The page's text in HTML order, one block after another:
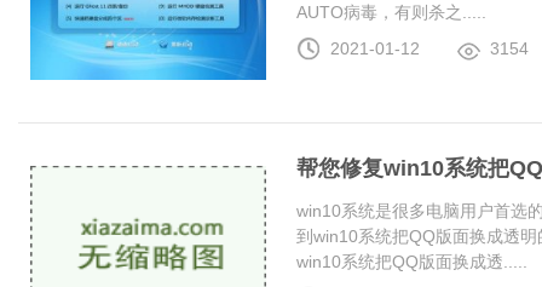
AUTO病毒，有则杀之.....
2021-01-12
3154
帮您修复win10系统把
win10系统是很多电脑用户首选
到win10系统把QQ版面换成透
win10系统把QQ版面换成透.....